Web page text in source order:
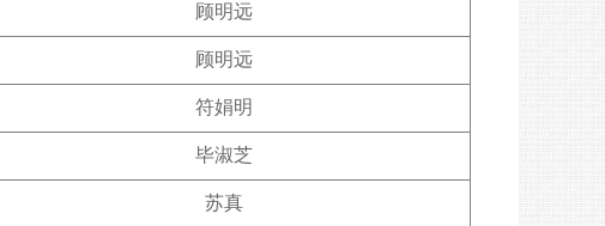
顾明远
顾明远
符娟明
毕淑芝
苏真